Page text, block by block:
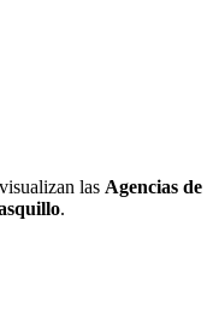
las Agencias de
.